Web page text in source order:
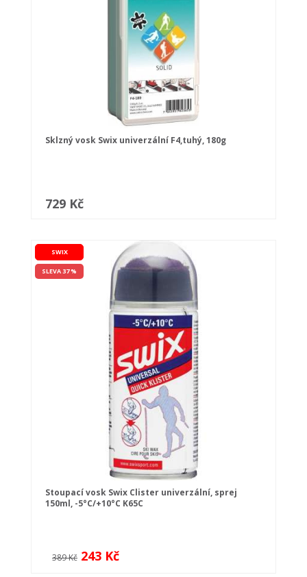
Sklzný vosk Swix univerzální F4,tuhý, 180g
729 Kč
SWIX
SLEVA 37 %
Stoupací vosk Swix Clister univerzální, sprej
150ml, -5°C/+10°C K65C
389 Kč 243 Kč